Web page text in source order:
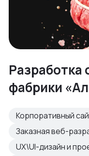
Разработка
фабрики
Корпоративный
Заказная веб-
UX\UI-дизайн и